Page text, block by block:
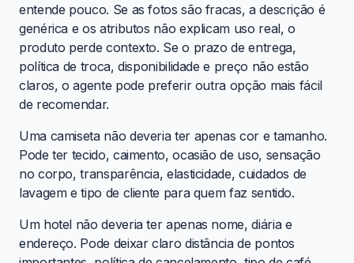
entende pouco. Se as fotos são fracas, a descrição é
genérica e os atributos não explicam uso real, o
produto perde contexto. Se o prazo de entrega,
política de troca, disponibilidade e preço não estão
claros, o agente pode preferir outra opção mais fácil
de recomendar.
Uma camiseta não deveria ter apenas cor e tamanho.
Pode ter tecido, caimento, ocasião de uso, sensação
no corpo, transparência, elasticidade, cuidados de
lavagem e tipo de cliente para quem faz sentido.
Um hotel não deveria ter apenas nome, diária e
endereço. Pode deixar claro distância de pontos